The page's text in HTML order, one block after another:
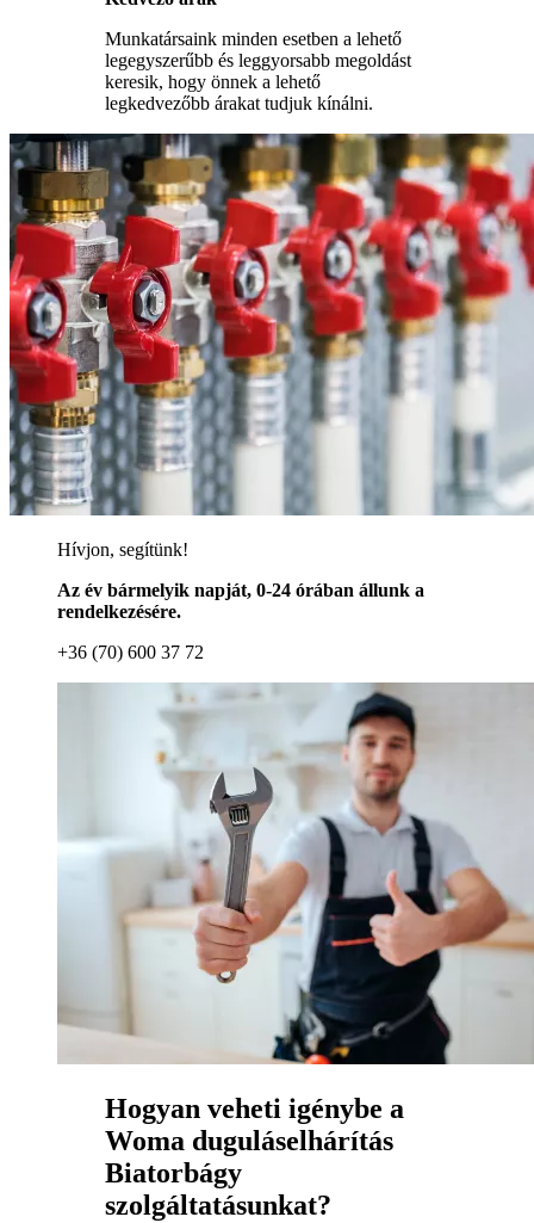
Munkatársaink minden esetben a lehető
legegyszerűbb és leggyorsabb megoldást
keresik, hogy önnek a lehető
legkedvezőbb árakat tudjuk kínálni.
Hívjon, segítünk!
Az év bármelyik napját, 0-24 órában állunk a
rendelkezésére.
+36 (70) 600 37 72
Hogyan veheti igénybe a
Woma duguláselhárítás
Biatorbágy
szolgáltatásunkat?